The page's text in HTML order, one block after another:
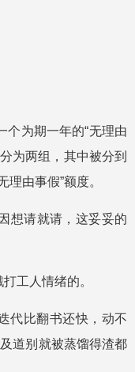
个为期一年的“无理由
为两组，其中被分到
由事假”额度。
想请就请，这妥妥的
工人情绪的。
代比翻书还快，动不
道别就被蒸馏得渣都